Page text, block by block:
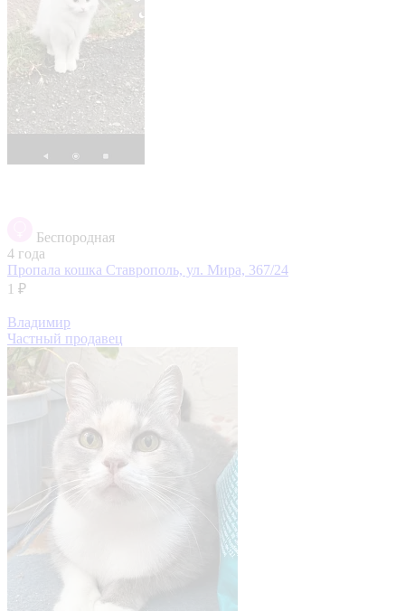
Беспородная
4 года
Пропала кошка Ставрополь, ул. Мира, 367/24
1 ₽
Владимир
Частный продавец